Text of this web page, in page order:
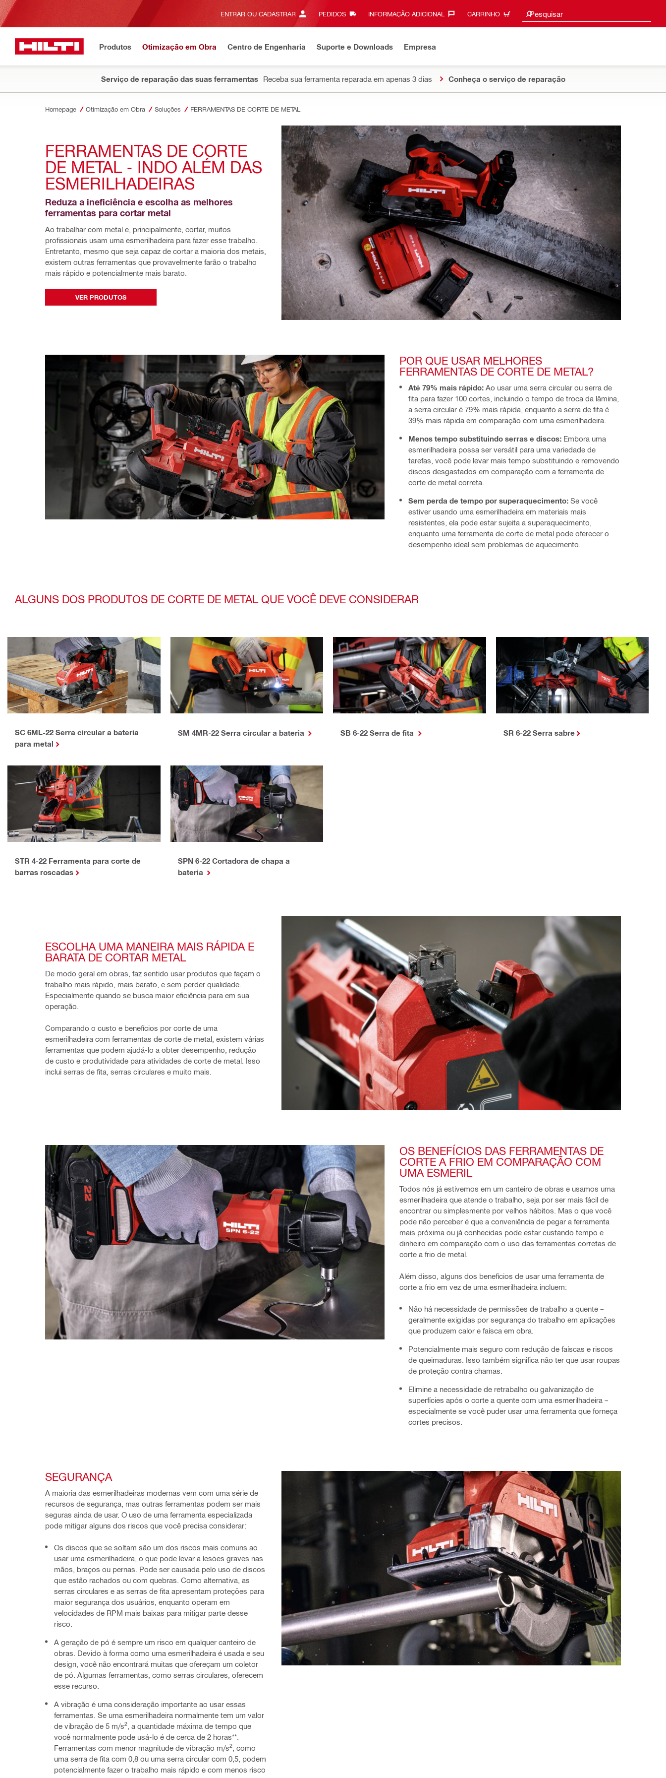
ENTRAR OU CADASTRAR PEDIDOS INFORMAÇÃO ADICIONAL‎ CARRINHO Pesquisar
Sugestões de pesquisa
Produtos Otimização em Obra Centro de Engenharia Suporte e Downloads Empresa
Serviço de reparação das suas ferramentas Receba sua ferramenta reparada em apenas 3 dias Conheça o serviço de reparação
Homepage Otimização em Obra Soluções FERRAMENTAS DE CORTE DE METAL
FERRAMENTAS DE CORTE
DE METAL - INDO ALÉM DAS
ESMERILHADEIRAS
Reduza a ineficiência e escolha as melhores
ferramentas para cortar metal
Ao trabalhar com metal e, principalmente, cortar, muitos
profissionais usam uma esmerilhadeira para fazer esse trabalho.
Entretanto, mesmo que seja capaz de cortar a maioria dos metais,
existem outras ferramentas que provavelmente farão o trabalho
mais rápido e potencialmente mais barato.
VER PRODUTOS
POR QUE USAR MELHORES
FERRAMENTAS DE CORTE DE METAL?
Até 79% mais rápido:Ao usar uma serra circular ou serra de
fita para fazer 100 cortes, incluindo o tempo de troca da lâmina,
a serra circular é 79% mais rápida, enquanto a serra de fita é
39% mais rápida em comparação com uma esmerilhadeira.
Menos tempo substituindo serras e discos: Embora uma
esmerilhadeira possa ser versátil para uma variedade de
tarefas, você pode levar mais tempo substituindo e removendo
discos desgastados em comparação com a ferramenta de
corte de metal correta.
Sem perda de tempo por superaquecimento:Se você
estiver usando uma esmerilhadeira em materiais mais
resistentes, ela pode estar sujeita a superaquecimento,
enquanto uma ferramenta de corte de metal pode oferecer o
desempenho ideal sem problemas de aquecimento.
ALGUNS DOS PRODUTOS DE CORTE DE METAL QUE VOCÊ DEVE CONSIDERAR
SC 6ML-22 Serra circular a bateria
para metal
SM 4MR-22 Serra circular a bateria SB 6-22 Serra de fita SR 6-22 Serra sabre
STR 4-22 Ferramenta para corte de
barras roscadas
SPN 6-22 Cortadora de chapa a
bateria
ESCOLHA UMA MANEIRA MAIS RÁPIDA E
BARATA DE CORTAR METAL
De modo geral em obras, faz sentido usar produtos que façam o
trabalho mais rápido, mais barato, e sem perder qualidade.
Especialmente quando se busca maior eficiência para em sua
operação.
Comparando o custo e benefícios por corte de uma
esmerilhadeira com ferramentas de corte de metal, existem várias
ferramentas que podem ajudá-lo a obter desempenho, redução
de custo e produtividade para atividades de corte de metal. Isso
inclui serras de fita, serras circulares e muito mais.
OS BENEFÍCIOS DAS FERRAMENTAS DE
CORTE A FRIO EM COMPARAÇÃO COM
UMA ESMERIL
Todos nós já estivemos em um canteiro de obras e usamos uma
esmerilhadeira que atende o trabalho, seja por ser mais fácil de
encontrar ou simplesmente por velhos hábitos. Mas o que você
pode não perceber é que a conveniência de pegar a ferramenta
mais próxima ou já conhecidas pode estar custando tempo e
dinheiro em comparação com o uso das ferramentas corretas de
corte a frio de metal.
Além disso, alguns dos benefícios de usar uma ferramenta de
corte a frio em vez de uma esmerilhadeira incluem:
Não há necessidade de permissões de trabalho a quente –
geralmente exigidas por segurança do trabalho em aplicações
que produzem calor e faísca em obra.
Potencialmente mais seguro com redução de faíscas e riscos
de queimaduras. Isso também significa não ter que usar roupas
de proteção contra chamas.
Elimine a necessidade de retrabalho ou galvanização de
superfícies após o corte a quente com uma esmerilhadeira –
especialmente se você puder usar uma ferramenta que forneça
cortes precisos.
SEGURANÇA
A maioria das esmerilhadeiras modernas vem com uma série de
recursos de segurança, mas outras ferramentas podem ser mais
seguras ainda de usar. O uso de uma ferramenta especializada
pode mitigar alguns dos riscos que você precisa considerar:
Os discos que se soltam são um dos riscos mais comuns ao
usar uma esmerilhadeira, o que pode levar a lesões graves nas
mãos, braços ou pernas. Pode ser causada pelo uso de discos
que estão rachados ou com quebras. Como alternativa, as
serras circulares e as serras de fita apresentam proteções para
maior segurança dos usuários, enquanto operam em
velocidades de RPM mais baixas para mitigar parte desse
risco.
A geração de pó é sempre um risco em qualquer canteiro de
obras. Devido à forma como uma esmerilhadeira é usada e seu
design, você não encontrará muitas que ofereçam um coletor
de pó. Algumas ferramentas, como serras circulares, oferecem
esse recurso.
A vibração é uma consideração importante ao usar essas
ferramentas. Se uma esmerilhadeira normalmente tem um valor
de vibração de 5 m/s2
, a quantidade máxima de tempo que
você normalmente pode usá-lo é de cerca de 2 horas**.
Ferramentas com menor magnitude de vibração m/s2
, como
uma serra de fita com 0,8 ou uma serra circular com 0,5, podem
potencialmente fazer o trabalho mais rápido e com menos risco